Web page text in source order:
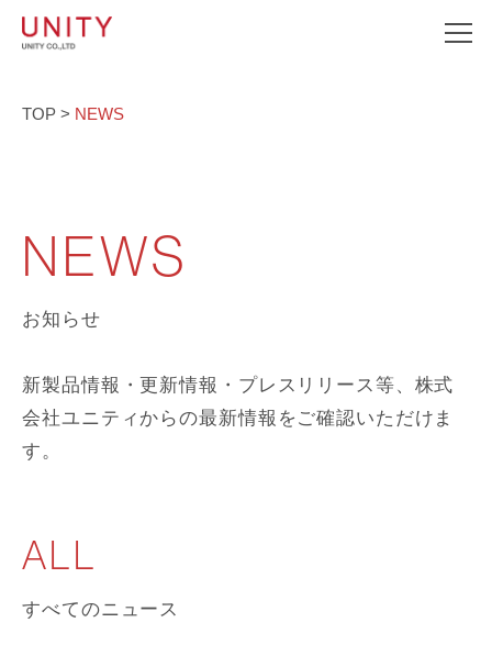
TOP > NEWS
NEWS
お知らせ
新製品情報・更新情報・プレスリリース等、株式
会社ユニティからの最新情報をご確認いただけま
す。
ALL
すべてのニュース